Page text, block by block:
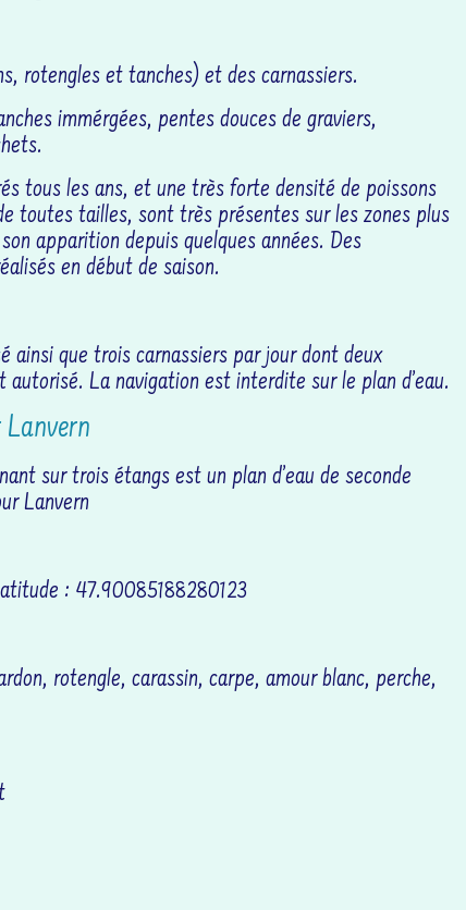
rotengles et tanches) et des carnassiers.
immérgées, pentes douces de graviers,
tous les ans, et une très forte densité de poissons
toutes tailles, sont très présentes sur les zones plus
apparition depuis quelques années. Des
en début de saison.
que trois carnassiers par jour dont deux
autorisé. La navigation est interdite sur le plan d’eau.
Lanvern
sur trois étangs est un plan d’eau de seconde
Lanvern
: 47.90085188280123
rotengle, carassin, carpe, amour blanc, perche,